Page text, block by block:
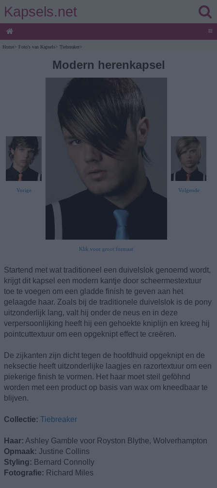
Kapsels.net
≡
Home> Foto's van Kapsels> Tiebreaker>
Modern herenkapsel
Vorige
Klik voor groot formaat
Volgende
Startend met wat traditioneel een duivelslok genoemd wordt,
krijgt dit kapsel een modern kantje door scheermestextuur
toe te voegen om een gladde finish te geven aan het
gelaagde haar. Zoals bij de traditionele duivelslok is de pony
uitzonderlijk lang, valt hij onder de neus en in deze
verpersoonlijking heeft hij een gehoekte kniplijn en kreeg hij
pointcuttextuur om een opgeknipt effect te creëren.
De zijkanten zijn dicht tegen de hoofdhuid opgeknipt en de
neksectie heeft uitzonderlijke laagjes en razortextuur om een
piekerige finish te vormen. Het haar moet steil geföhnd
worden met een product op basis van wax om kneedbaar te
blijven.
Collectie: Tiebreaker
Haar: Ashley Gamble voor Royston Blythe, Wolverhampton
Opmaak: Justine Collins
Styling: Bernard Connolly
Fotografie: Richard Miles